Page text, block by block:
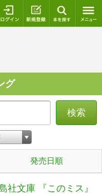
ログイン 新規登録
グ
検索
発売日順
社文庫 『このミス』